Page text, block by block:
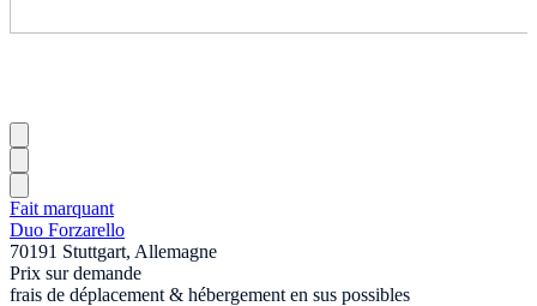
Fait marquant
Duo Forzarello
70191 Stuttgart, Allemagne
Prix sur demande
frais de déplacement & hébergement en sus possibles